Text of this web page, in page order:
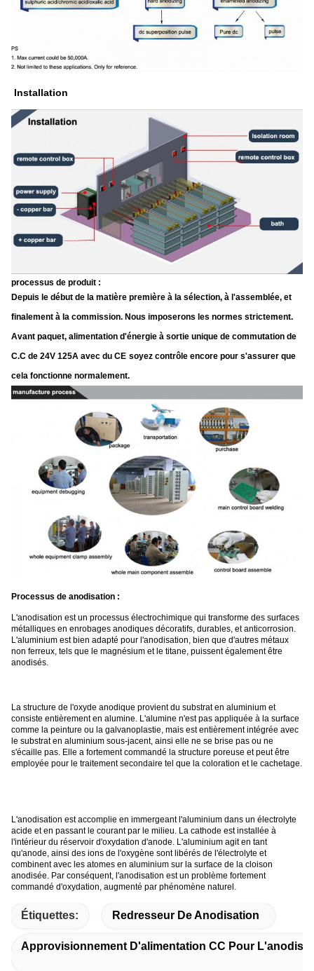
Installation
processus de produit :
Depuis le début de la matière première à la sélection, à l'assemblée, et
finalement à la commission. Nous imposerons les normes strictement.
Avant paquet, alimentation d'énergie à sortie unique de commutation de
C.C de 24V 125A avec du CE soyez contrôle encore pour s'assurer que
cela fonctionne normalement.
Processus de anodisation :
L'anodisation est un processus électrochimique qui transforme des surfaces
métalliques en enrobages anodiques décoratifs, durables, et anticorrosion.
L'aluminium est bien adapté pour l'anodisation, bien que d'autres métaux
non ferreux, tels que le magnésium et le titane, puissent également être
anodisés.
La structure de l'oxyde anodique provient du substrat en aluminium et
consiste entièrement en alumine. L'alumine n'est pas appliquée à la surface
comme la peinture ou la galvanoplastie, mais est entièrement intégrée avec
le substrat en aluminium sous-jacent, ainsi elle ne se brise pas ou ne
s'écaille pas. Elle a fortement commandé la structure poreuse et peut être
employée pour le traitement secondaire tel que la coloration et le cachetage.
L'anodisation est accomplie en immergeant l'aluminium dans un électrolyte
acide et en passant le courant par le milieu. La cathode est installée à
l'intérieur du réservoir d'oxydation d'anode. L'aluminium agit en tant
qu'anode, ainsi des ions de l'oxygène sont libérés de l'électrolyte et
combinent avec les atomes en aluminium sur la surface de la cloison
anodisée. Par conséquent, l'anodisation est un problème fortement
commandé d'oxydation, augmenté par phénomène naturel.
Étiquettes: Redresseur De Anodisation
Approvisionnement D'alimentation CC Pour